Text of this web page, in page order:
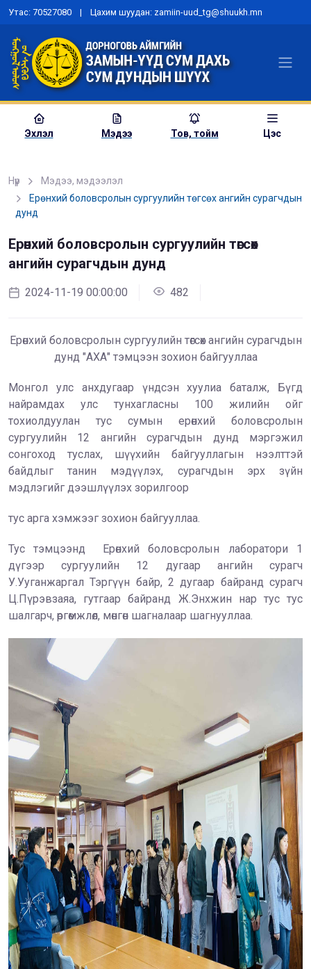
Утас: 70527080 | Цахим шуудан: zamiin-uud_tg@shuukh.mn
Эхлэл Мэдээ Тов, тойм Цэс
Нүүр
Мэдээ, мэдээлэл
Ерөнхий боловсролын сургуулийн төгсөх ангийн сурагчдын
дунд
Ерөнхий боловсролын сургуулийн төгсөх
ангийн сурагчдын дунд
2024-11-19 00:00:00 482
Ерөнхий боловсролын сургуулийн төгсөх ангийн сурагчдын
дунд "АХА" тэмцээн зохион байгууллаа
Монгол улс анхдугаар үндсэн хуулиа баталж, Бүгд
найрамдах улс тунхагласны 100 жилийн ойг
тохиолдуулан тус сумын ерөнхий боловсролын
сургуулийн 12 ангийн сурагчдын дунд мэргэжил
сонгоход туслах, шүүхийн байгууллагын нээлттэй
байдлыг танин мэдүүлэх, сурагчдын эрх зүйн
мэдлэгийг дээшлүүлэх зорилгоор
тус арга хэмжээг зохион байгууллаа.
Тус тэмцээнд Ерөнхий боловсролын лаборатори 1
дүгээр сургуулийн 12 дугаар ангийн сурагч
У.Ууганжаргал Тэргүүн байр, 2 дугаар байранд сурагч
Ц.Пүрэвзаяа, гутгаар байранд Ж.Энхжин нар тус тус
шалгарч, өргөмжлөл, мөнгөн шагналаар шагнууллаа.
хэлэлцүүлэг зохион байгууллаа
2023-06-15 00:00:00